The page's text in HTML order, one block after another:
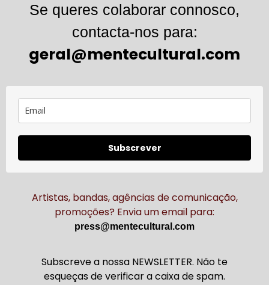
Se queres colaborar connosco,
contacta-nos para:
geral@mentecultural.com
Subscrever
Artistas, bandas, agências de comunicação,
promoções? Envia um email para:
press@mentecultural.com
Subscreve a nossa NEWSLETTER. Não te
esqueças de verificar a caixa de spam.